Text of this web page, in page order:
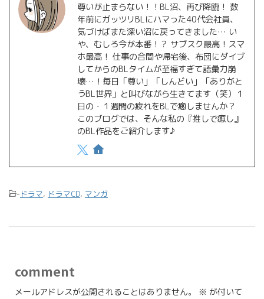
尊いが止まらない！！BL沼、再び降臨！ 数
年前にガッツリBLにハマった40代会社員、
気づけばまた深い沼に戻ってきました… い
や、むしろ今が本番！？ サブスク最高！スマ
ホ最高！ 仕事の合間や帰宅後、布団にダイブ
してからのBLタイムが至福すぎて語彙力崩
壊…！毎日「尊い」「しんどい」「ありがと
うBL世界」と叫びながら生きてます（笑）１
日の・１週間の疲れをBLで癒しませんか？
このブログでは、そんな私の『推しで癒し』
のBL作品をご紹介します♪
- ドラマ, ドラマCD, マンガ
comment
メールアドレスが公開されることはありません。 ※ が付いて